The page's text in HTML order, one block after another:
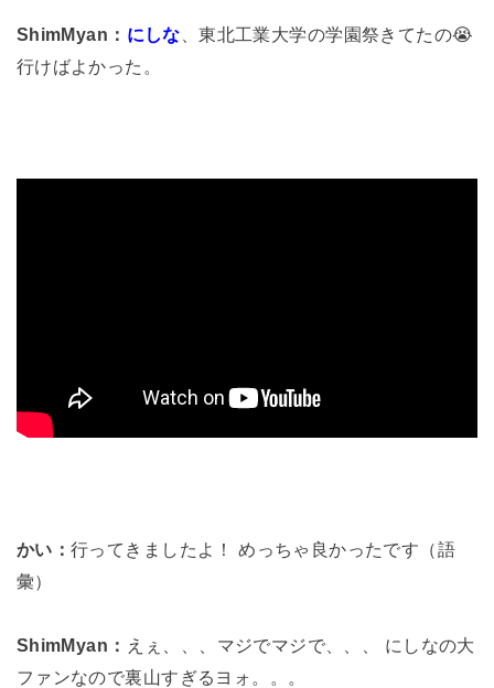
ShimMyan： にしな 、東北工業大学の学園祭きてたの😭
行けばよかった。
かい：行ってきましたよ！ めっちゃ良かったです（語
彙）
ShimMyan： えぇ、、、マジでマジで、、、 にしなの大
ファンなので裏山すぎるヨォ。。。